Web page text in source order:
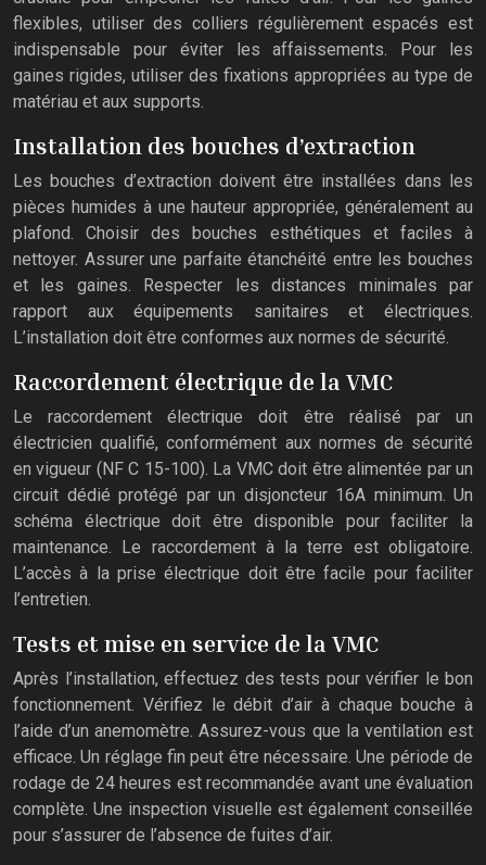
flexibles, utiliser des colliers régulièrement espacés est
indispensable pour éviter les affaissements. Pour les
gaines rigides, utiliser des fixations appropriées au type de
matériau et aux supports.
Installation des bouches d’extraction
Les bouches d’extraction doivent être installées dans les
pièces humides à une hauteur appropriée, généralement au
plafond. Choisir des bouches esthétiques et faciles à
nettoyer. Assurer une parfaite étanchéité entre les bouches
et les gaines. Respecter les distances minimales par
rapport aux équipements sanitaires et électriques.
L’installation doit être conformes aux normes de sécurité.
Raccordement électrique de la VMC
Le raccordement électrique doit être réalisé par un
électricien qualifié, conformément aux normes de sécurité
en vigueur (NF C 15-100). La VMC doit être alimentée par un
circuit dédié protégé par un disjoncteur 16A minimum. Un
schéma électrique doit être disponible pour faciliter la
maintenance. Le raccordement à la terre est obligatoire.
L’accès à la prise électrique doit être facile pour faciliter
l’entretien.
Tests et mise en service de la VMC
Après l’installation, effectuez des tests pour vérifier le bon
fonctionnement. Vérifiez le débit d’air à chaque bouche à
l’aide d’un anemomètre. Assurez-vous que la ventilation est
efficace. Un réglage fin peut être nécessaire. Une période de
rodage de 24 heures est recommandée avant une évaluation
complète. Une inspection visuelle est également conseillée
pour s’assurer de l’absence de fuites d’air.